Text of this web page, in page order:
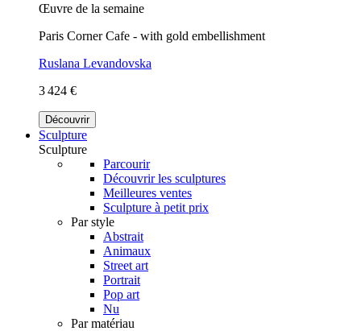
Œuvre de la semaine
Paris Corner Cafe - with gold embellishment
Ruslana Levandovska
3 424 €
Découvrir
Sculpture
Sculpture
Parcourir
Découvrir les sculptures
Meilleures ventes
Sculpture à petit prix
Par style
Abstrait
Animaux
Street art
Portrait
Pop art
Nu
Par matériau